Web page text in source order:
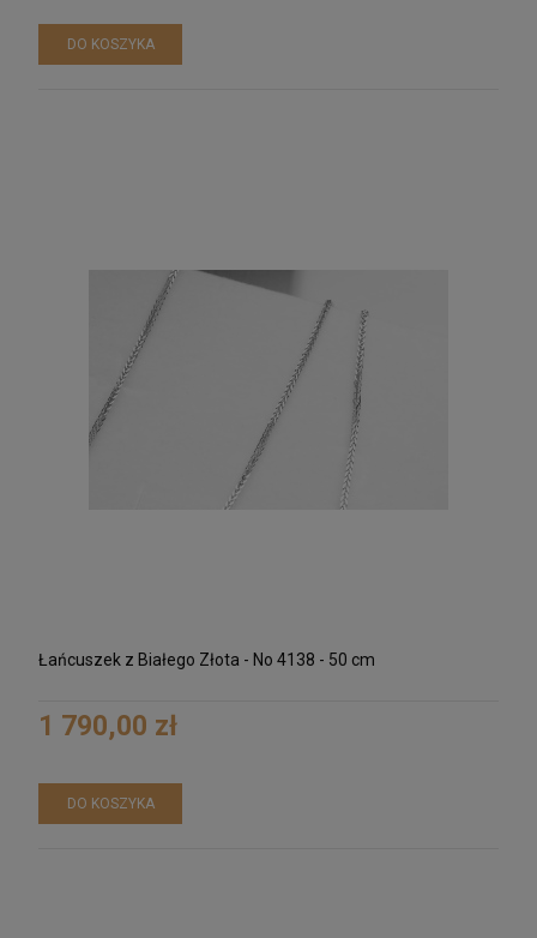
DO KOSZYKA
Łańcuszek z Białego Złota - No 4138 - 50 cm
1 790,00 zł
DO KOSZYKA